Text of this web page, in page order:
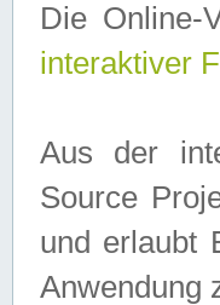
Die Online-
interaktiver
Aus der
Source
und erlaubt
Anwendung